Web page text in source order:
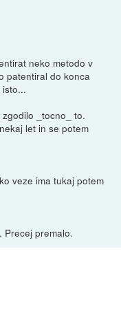
neko metodo v
patentiral do konca
_tocno_ to.
let in se potem
veze ima tukaj potem
Precej premalo.